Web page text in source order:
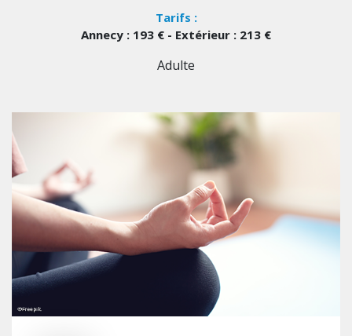
Tarifs :
Annecy : 193 € - Extérieur : 213 €
Adulte